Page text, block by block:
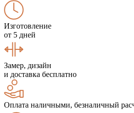
Изготовление
от 5 дней
Замер, дизайн
и доставка бесплатно
Оплата наличными, безналичный